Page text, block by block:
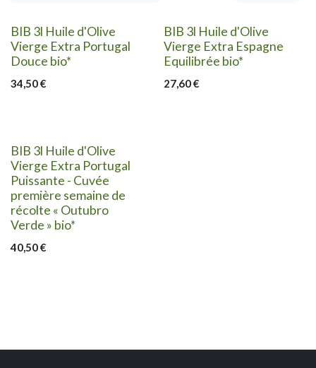
BIB 3l Huile d'Olive
Vierge Extra Portugal
Douce bio*
34,50€
BIB 3l Huile d'Olive
Vierge Extra Espagne
Equilibrée bio*
27,60€
BIB 3l Huile d'Olive
Vierge Extra Portugal
Puissante - Cuvée
première semaine de
récolte « Outubro
Verde » bio*
40,50€